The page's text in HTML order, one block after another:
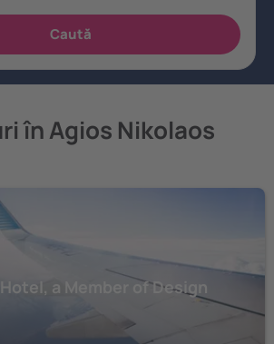
în Agios Nikolaos
a Member of Design